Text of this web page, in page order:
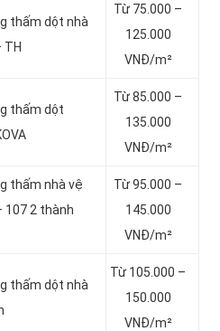
thấm dột nhà
TH
Từ 75.000 –
125.000
VNĐ/m²
thấm dột
Từ 85.000 –
135.000
VNĐ/m²
thấm nhà vệ
107 2 thành
Từ 95.000 –
145.000
VNĐ/m²
thấm dột nhà
Từ 105.000 –
150.000
VNĐ/m²